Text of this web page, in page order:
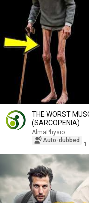
THE WORST
(SARCOPENIA)
AlmaPhysio
Auto-dubbed